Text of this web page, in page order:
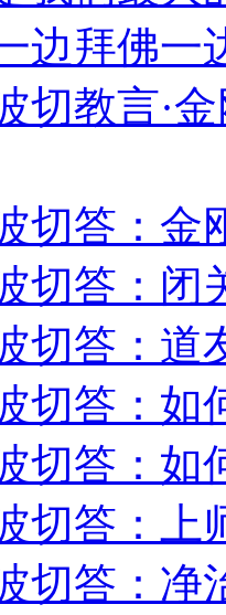
边拜佛一
切教言·
切答：金
切答：闭
切答：道
切答：如
切答：如
切答：上
切答：净